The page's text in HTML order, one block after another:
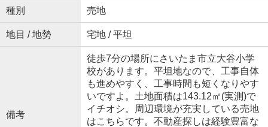
種別 売地
地目 / 地勢 宅地 / 平坦
備考
徒歩7分の場所にさいたま市立大谷小学
校があります。平坦地なので、工事自体
も進めやすく、工事時間も短くなりやす
いですよ。土地面積は143.12㎡(実測)で
イチオシ。周辺環境が充実している売地
はこちらです。不動産探しは経験豊富な